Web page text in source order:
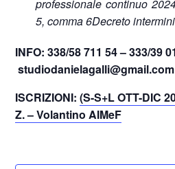
professionale continuo
5, comma 6Decreto
INFO: 338/58 711 54 – 333/39
ISCRIZIONI:(S-S+L OTT-DIC
Z. – Volantino AIMeF